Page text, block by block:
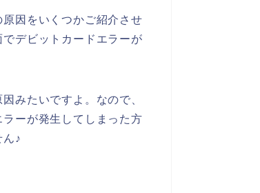
因をいくつかご紹介させ
デビットカードエラーが
みたいですよ。なので、
ーが発生してしまった方
♪